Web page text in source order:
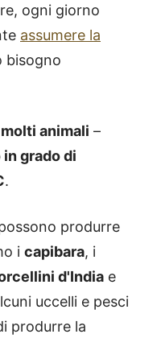
ogni giorno
assumere la
bisogno
molti animali –
in grado di
.
produrre
i capibara, i
d'India e
uccelli e pesci
produrre la